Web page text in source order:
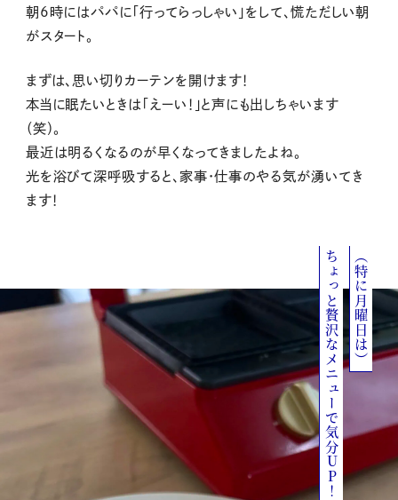
朝6時にはパパに「行ってらっしゃい」をして、慌ただしい朝
がスタート。
まずは、思い切りカーテンを開けます！
本当に眠たいときは「えーい！」と声にも出しちゃいます
（笑）。
最近は明るくなるのが早くなってきましたよね。
光を浴びて深呼吸すると、家事・仕事のやる気が湧いてき
ます！
（特に月曜日は）
ちょっと贅沢なメニューで気分UP！